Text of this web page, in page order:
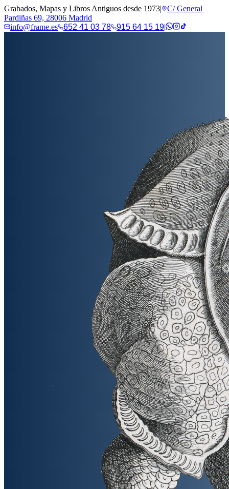
Grabados, Mapas y Libros Antiguos desde 1973|
C/ General
Pardiñas 69, 28006 Madrid
info@frame.es
652 41 03 78 915 64 15 19|